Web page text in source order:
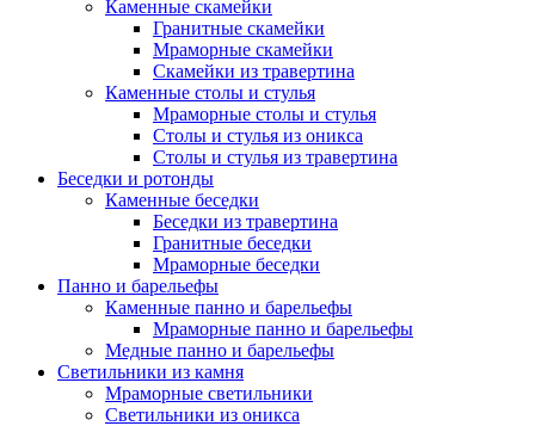
Каменные скамейки
Гранитные скамейки
Мраморные скамейки
Скамейки из травертина
Каменные столы и стулья
Мраморные столы и стулья
Столы и стулья из оникса
Столы и стулья из травертина
Беседки и ротонды
Каменные беседки
Беседки из травертина
Гранитные беседки
Мраморные беседки
Панно и барельефы
Каменные панно и барельефы
Мраморные панно и барельефы
Медные панно и барельефы
Светильники из камня
Мраморные светильники
Светильники из оникса